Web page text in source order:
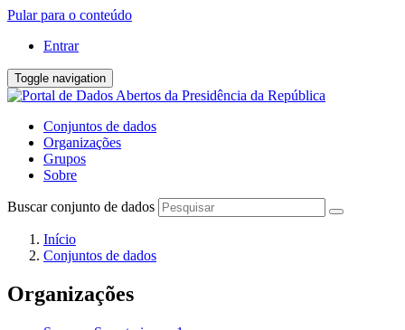
Pular para o conteúdo
Entrar
Toggle navigation
Conjuntos de dados
Organizações
Grupos
Sobre
Buscar conjunto de dados
Início
Conjuntos de dados
Organizações